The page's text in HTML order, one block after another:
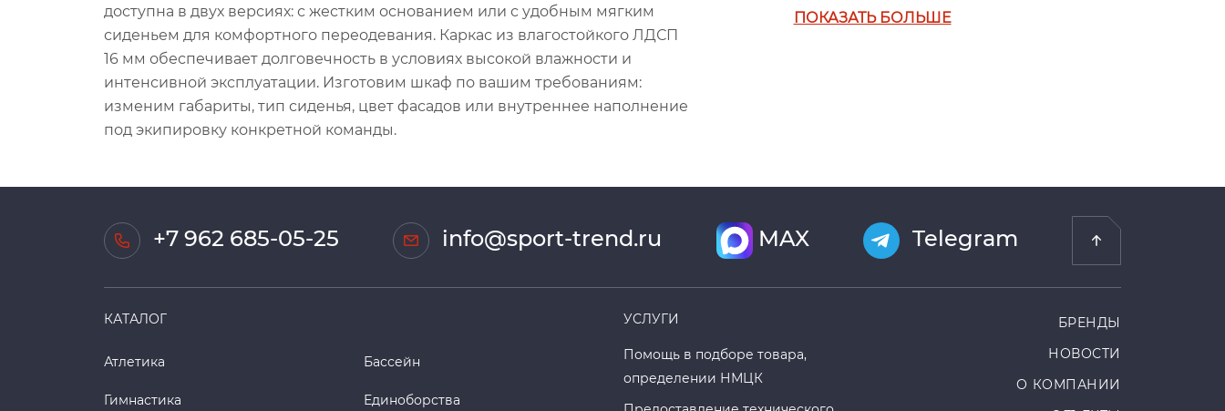
доступна в двух версиях: с жестким основанием или с удобным мягким
сиденьем для комфортного переодевания. Каркас из влагостойкого ЛДСП
16 мм обеспечивает долговечность в условиях высокой влажности и
интенсивной эксплуатации. Изготовим шкаф по вашим требованиям:
изменим габариты, тип сиденья, цвет фасадов или внутреннее наполнение
под экипировку конкретной команды.
ПОКАЗАТЬ БОЛЬШЕ
+7 962 685-05-25 info@sport-trend.ru MAX Telegram
КАТАЛОГ
Атлетика Бассейн
Гимнастика Единоборства
УСЛУГИ
Помощь в подборе товара,
определении НМЦК
БРЕНДЫ
НОВОСТИ
О КОМПАНИИ